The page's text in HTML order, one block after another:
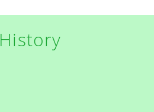
History